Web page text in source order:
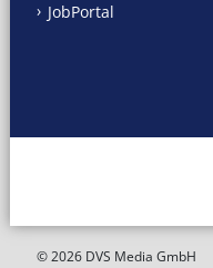
JobPortal
© 2026 DVS Media GmbH